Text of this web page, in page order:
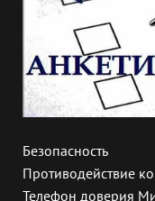
Безопасность
Противодействие
Телефон доверия